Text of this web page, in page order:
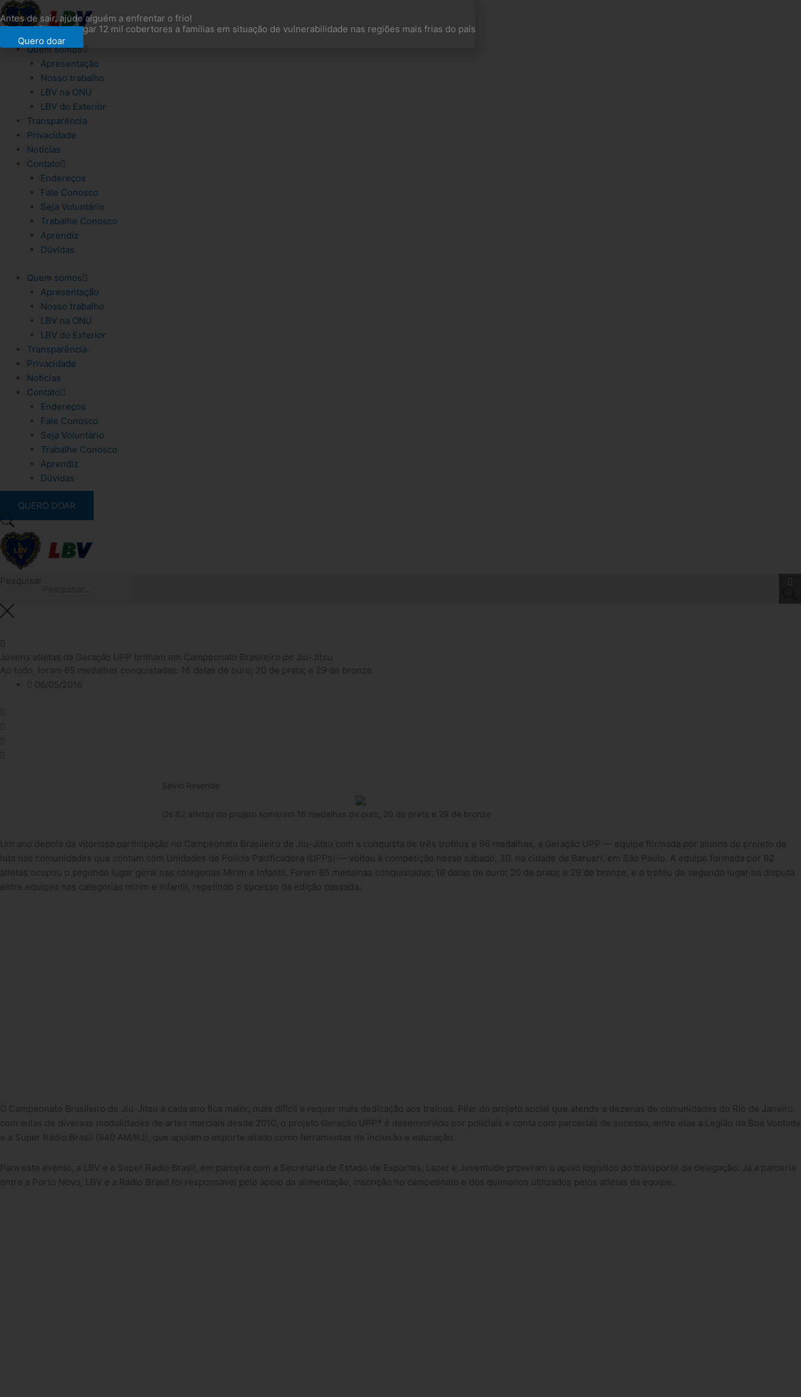
Ir
para
conteúdoQuem somos
Apresentação
Nosso trabalho
LBV na ONU
LBV do Exterior
Transparência
Privacidade
Notícias
Contato
Endereços
Fale Conosco
Seja Voluntário
Trabalhe Conosco
Aprendiz
Dúvidas
Quem somos
Apresentação
Nosso trabalho
LBV na ONU
LBV do Exterior
Transparência
Privacidade
Notícias
Contato
Endereços
Fale Conosco
Seja Voluntário
Trabalhe Conosco
Aprendiz
Dúvidas
QUERO DOAR
Jovens atletas da ​Geração UPP brilham em Campeonato Brasileiro de Jiu-Jítsu
Ao todo, foram 65 medalhas conquistadas: 16 delas de ouro; 20 de prata; e 29 de bronze.
06/05/2016
Sávio Resende
Os 82 atletas do projeto somaram 16 medalhas de ouro, 20 de prata e 29 de bronze
Um ano depois da vitoriosa participação no Campeonato Brasileiro de Jiu-Jitsu com a conquista de três troféus e 66 medalhas, a Geração UPP — equipe formada por alunos do projeto de
luta nas comunidades que contam com Unidades de Polícia Pacificadora (UPPs) — voltou à competição nesse sábado, 30, na cidade de Barueri, em São Paulo. A equipe formada por 82
atletas ocupou o segundo lugar geral nas categorias Mirim e Infantil. Foram 65 medalhas conquistadas: 16 delas de ouro; 20 de prata; e 29 de bronze, e o troféu de segundo lugar na disputa
entre equipes nas categorias mirim e infantil, repetindo o sucesso da edição passada.
O Campeonato Brasileiro de Jiu-Jitsu a cada ano fica maior, mais difícil e requer mais dedicação aos treinos. Pilar do projeto social que atende a dezenas de comunidades do Rio de Janeiro
com aulas de diversas modalidades de artes marciais desde 2010, o projeto Geração UPP* é desenvolvido por policiais e conta com parcerias de sucesso, entre elas a Legião da Boa Vontade
e a Super Rádio Brasil (940 AM/RJ), que apoiam o esporte aliado como ferramentas de inclusão e educação.
Para este evento, a LBV e a Super Rádio Brasil, em parceria com a Secretaria de Estado de Esportes, Lazer e Juventude proveram o apoio logístico do transporte da delegação. Já a parceria
entre a Porto Novo, LBV e a Rádio Brasil foi responsável pelo apoio da alimentação, inscrição no campeonato e dos quimonos utilizados pelos atletas da equipe.
Antes de sair, ajude alguém a enfrentar o frio!
Ajude a LBV a entregar 12 mil cobertores a famílias em situação de vulnerabilidade nas regiões mais frias do país
Quero doar